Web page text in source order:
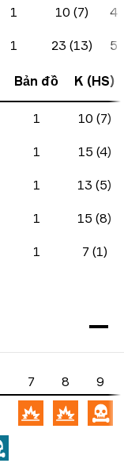
1 10 (7) 4
1 23 (13) 5
Bản đồ K (HS)
1 10 (7)
1 15 (4)
1 13 (5)
1 15 (8)
1 7 (1)
7 8 9